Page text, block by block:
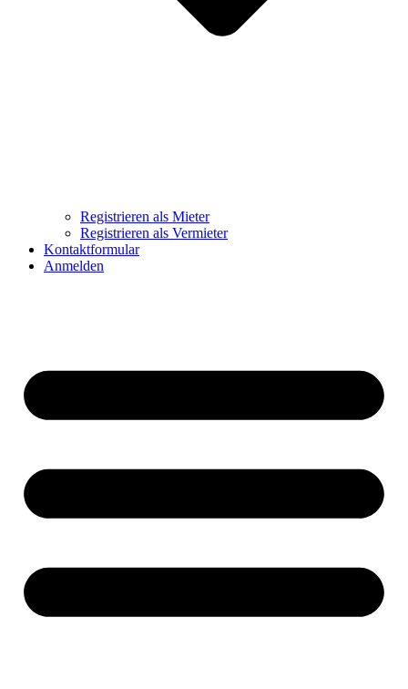
Registrieren als Mieter
Registrieren als Vermieter
Kontaktformular
Anmelden